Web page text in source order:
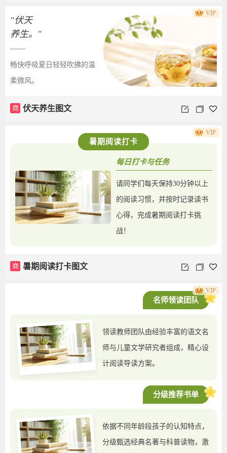
"伏天
养生。"
畅快呼吸夏日轻轻吹拂的温
柔微风。
商 伏天养生图文
VIP
暑期阅读打卡
每日打卡与任务
请同学们每天保持30分钟以上
的阅读习惯，并按时记录读书
心得，完成暑期阅读打卡挑
战！
商 暑期阅读打卡图文
VIP
名师领读团队
领读教师团队由经验丰富的语文名
师与儿童文学研究者组成，精心设
计阅读导读方案。
分级推荐书单
依据不同年龄段孩子的认知特点，
分级甄选经典名著与科普读物，激
VIP